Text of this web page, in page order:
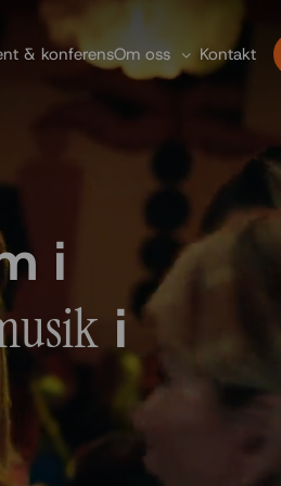
& konferensOm oss Kontakt
i
i